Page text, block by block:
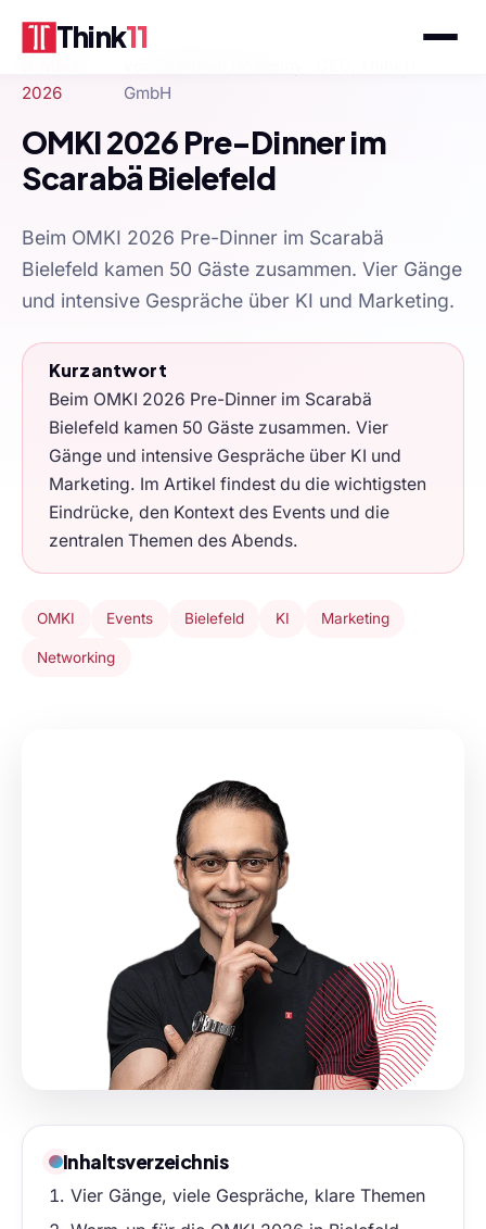
Think11
2026
GmbH
OMKI 2026 Pre-Dinner im
Scarabä Bielefeld
Beim OMKI 2026 Pre-Dinner im Scarabä
Bielefeld kamen 50 Gäste zusammen. Vier Gänge
und intensive Gespräche über KI und Marketing.
Kurzantwort
Beim OMKI 2026 Pre-Dinner im Scarabä
Bielefeld kamen 50 Gäste zusammen. Vier
Gänge und intensive Gespräche über KI und
Marketing. Im Artikel findest du die wichtigsten
Eindrücke, den Kontext des Events und die
zentralen Themen des Abends.
OMKI Events Bielefeld KI Marketing
Networking
Inhaltsverzeichnis
Vier Gänge, viele Gespräche, klare Themen